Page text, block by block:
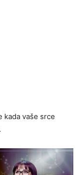
kada vaše srce